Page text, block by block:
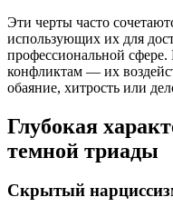
Эти черты часто
использующих их для
профессиональной
конфликтам — их
обаяние, хитрость или
Глубокая
темной триады
Скрытый